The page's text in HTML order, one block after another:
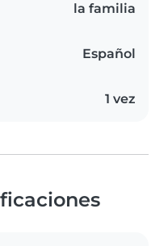
la familia
Español
1 vez